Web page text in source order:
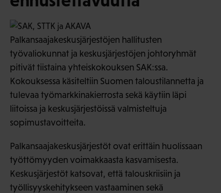
Palkansaajakeskusjärjestöjen hallitusten
työvaliokunnat ja keskusjärjestöjen johtoryhmät
pitivät tiistaina yhteiskokouksen SAK:ssa.
Kokouksessa käsiteltiin Suomen taloustilannetta ja
tulevaa työmarkkinakierrosta sekä käytiin läpi
liitoissa ja keskusjärjestöissä valmisteltuja
sopimustavoitteita.
Palkansaajakeskusjärjestöt ovat erittäin huolissaan
työttömyyden voimakkaasta kasvamisesta.
Keskusjärjestöt katsovat, että talouskriisiin ja
työllisyyskehitykseen vastaaminen sekä